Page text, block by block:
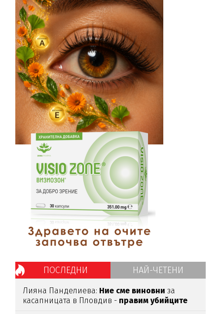
ПОСЛЕДНИ НАЙ-ЧЕТЕНИ
Лияна Панделиева: Ние сме виновниза
касапницата в Пловдив - правим убийците